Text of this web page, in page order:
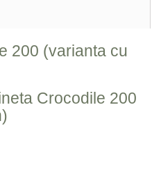
200 (varianta cu
Crocodile 200